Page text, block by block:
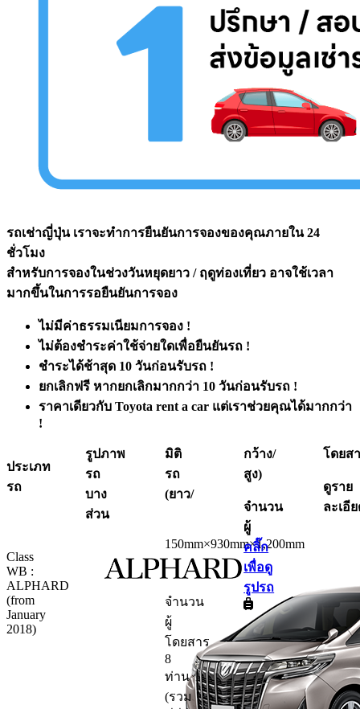
รถเช่าญี่ปุ่น เราจะทำการยืนยันการจองของคุณภายใน 24
ชั่วโมง
สำหรับการจองในช่วงวันหยุดยาว / ฤดูท่องเที่ยว อาจใช้เวลา
มากขึ้นในการรอยืนยันการจอง
ไม่มีค่าธรรมเนียมการจอง !
ไม่ต้องชำระค่าใช้จ่ายใดเพื่อยืนยันรถ !
ชำระได้ช้าสุด 10 วันก่อนรับรถ !
ยกเลิกฟรี หากยกเลิกมากกว่า 10 วันก่อนรับรถ !
ราคาเดียวกับ Toyota rent a car แต่เราช่วยคุณได้มากกว่า
!
ประเภท
รถ
รูปภาพ
รถ
บาง
ส่วน
มิติ
รถ
(ยาว/
กว้าง/
สูง)
จำนวน
ผู้
โดยส
ดูราย
ละเอี
Class
WB :
ALPHARD
(from
January
2018)
150mm×930mm×1,200mm
จำนวน
ผู้
โดยสาร
8
ท่าน
(รวม
คลิ๊ก
เพื่อดู
รูปรถ